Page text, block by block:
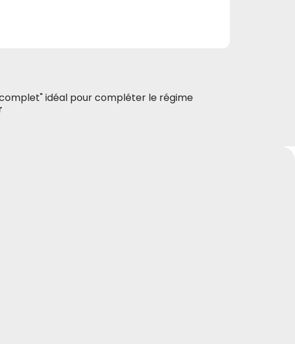
idéal pour compléter le régime